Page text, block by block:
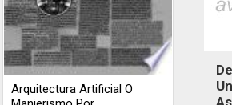
Arquitectura Artificial O